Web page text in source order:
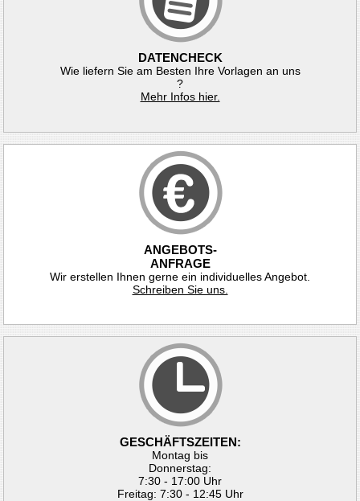
DATENCHECK
Wie liefern Sie am Besten Ihre Vorlagen an uns
?
Mehr Infos hier.
ANGEBOTS-
ANFRAGE
Wir erstellen Ihnen gerne ein individuelles Angebot.
Schreiben Sie uns.
GESCHÄFTSZEITEN:
Montag bis
Donnerstag:
7:30 - 17:00 Uhr
Freitag: 7:30 - 12:45 Uhr